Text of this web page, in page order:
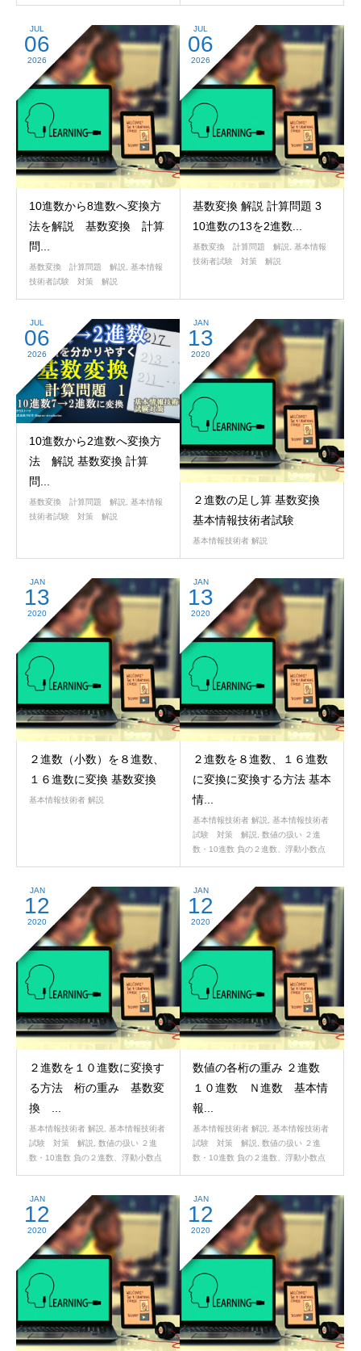
JUL
06
2026
10進数から8進数へ変換方
法を解説 基数変換 計算
問...
基数変換 計算問題 解説
基本情報
技術者試験 対策 解説
JUL
06
2026
基数変換 解説 計算問題 3
10進数の13を2進数...
基数変換 計算問題 解説
基本情報
技術者試験 対策 解説
JUL
06
2026
10進数から2進数へ変換方
法 解説 基数変換 計算
問...
基数変換 計算問題 解説, 基本情報
技術者試験 対策 解説
JAN
13
2020
２進数の足し算 基数変換
基本情報技術者試験
基本情報技術者 解説
JAN
13
2020
２進数（小数）を８進数、
１６進数に変換 基数変換
基本情報技術者 解説
JAN
13
2020
２進数を８進数、１６進数
に変換に変換する方法 基本
情...
基本情報技術者 解説
基本情報技術者
試験 対策 解説
数値の扱い ２進
数・10進数 負の２進数、浮動小数点
JAN
12
2020
２進数を１０進数に変換す
る方法 桁の重み 基数変
換 ...
基本情報技術者 解説
基本情報技術者
試験 対策 解説
数値の扱い ２進
数・10進数 負の２進数、浮動小数点
JAN
12
2020
数値の各桁の重み ２進数
１０進数 Ｎ進数 基本情
報...
基本情報技術者 解説
基本情報技術者
試験 対策 解説
数値の扱い ２進
数・10進数 負の２進数、浮動小数点
JAN
12
2020
JAN
12
2020